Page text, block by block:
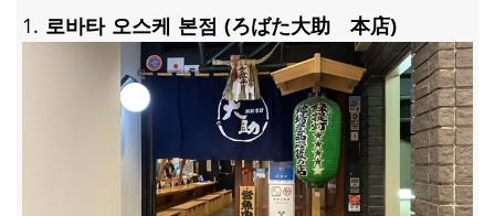
로바타 오스케 본점 (ろばた大助 本店)